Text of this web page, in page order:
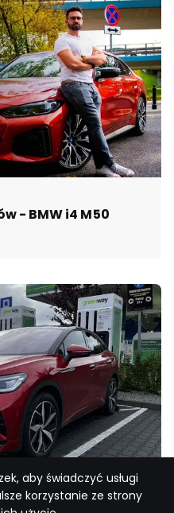
- BMW i4 M50
ID.5 GTX w trasie
aby świadczyć usługi
korzystanie ze strony